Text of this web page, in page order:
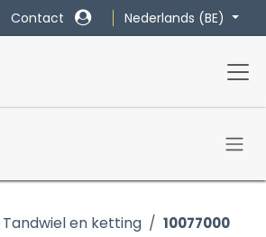
Contact Nederlands (BE)
Tandwiel en ketting 10077000